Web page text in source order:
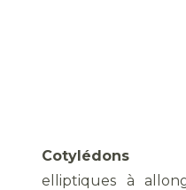
Cotylédons
elliptiques à